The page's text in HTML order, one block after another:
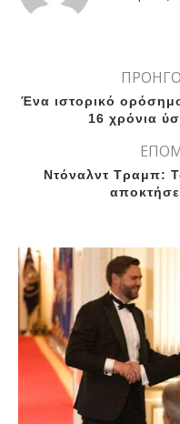
Ένα ιστορικό
16 χρόνια
Ντόναλντ Τραμπ: